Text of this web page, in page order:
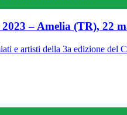
– Amelia (TR), 22
e artisti della 3a edizione